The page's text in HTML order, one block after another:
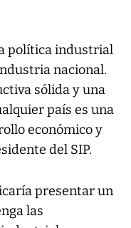
política industrial
nacional.
sólida y una
país es una
económico y
del SIP.
presentar un
las